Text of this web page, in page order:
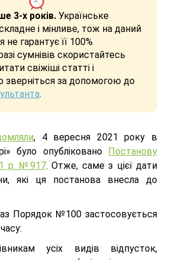
3-х років. Українське
і мінливе, тож на даний
гарантує її 100%
сумнівів скористайтесь
свіжіші статті і
зверніться за допомогою до
.
, 4 вересня 2021 року в
було опубліковано
Постанову
р. №917. Отже, саме з цієї дати
які ця постанова внесла до
Порядок №100 застосовується
усіх видів відпусток,